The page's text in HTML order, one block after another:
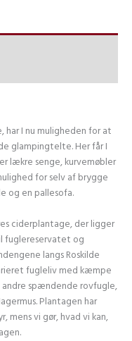
har I nu muligheden for at
glampingtelte. Her får I
lækre senge, kurvemøbler
for selv af brygge
og en pallesofa.
ciderplantage, der ligger
fuglereservatet og
langs Roskilde
fugleliv med kæmpe
spændende rovfugle,
Plantagen har
mens vi gør, hvad vi kan,